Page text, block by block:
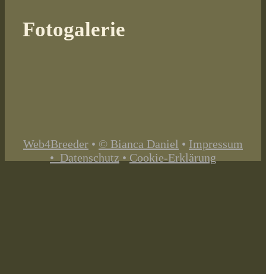
Fotogalerie
Web4Breeder • © Bianca Daniel • Impressum
• Datenschutz • Cookie-Erklärung